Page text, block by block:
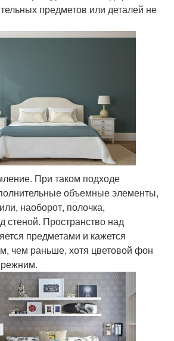
предметов или деталей не
При таком подходе
объемные элементы,
наоборот, полочка,
стеной. Пространство над
предметами и кажется
чем раньше, хотя цветовой фон